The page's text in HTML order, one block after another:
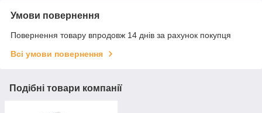
Умови повернення
Повернення товару впродовж 14 днів за рахунок покупця
Всі умови повернення
Подібні товари компанії